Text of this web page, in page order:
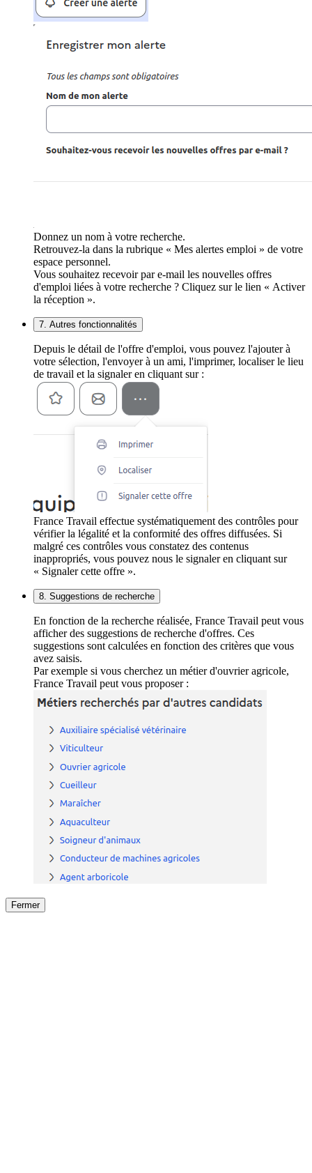
Donnez un nom à votre recherche.
Retrouvez-la dans la rubrique « Mes alertes emploi » de votre
espace personnel.
Vous souhaitez recevoir par e-mail les nouvelles offres
d'emploi liées à votre recherche ? Cliquez sur le lien « Activer
la réception ».
7. Autres fonctionnalités
Depuis le détail de l'offre d'emploi, vous pouvez l'ajouter à
votre sélection, l'envoyer à un ami, l'imprimer, localiser le lieu
de travail et la signaler en cliquant sur :
France Travail effectue systématiquement des contrôles pour
vérifier la légalité et la conformité des offres diffusées. Si
malgré ces contrôles vous constatez des contenus
inappropriés, vous pouvez nous le signaler en cliquant sur
« Signaler cette offre ».
8. Suggestions de recherche
En fonction de la recherche réalisée, France Travail peut vous
afficher des suggestions de recherche d'offres. Ces
suggestions sont calculées en fonction des critères que vous
avez saisis.
Par exemple si vous cherchez un métier d'ouvrier agricole,
France Travail peut vous proposer :
Fermer